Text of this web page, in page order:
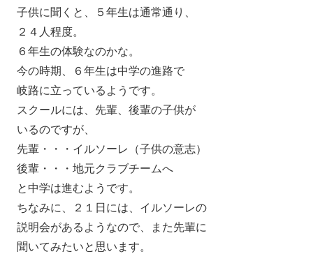
子供に聞くと、５年生は通常通り、
２４人程度。
６年生の体験なのかな。
今の時期、６年生は中学の進路で
岐路に立っているようです。
スクールには、先輩、後輩の子供が
いるのですが、
先輩・・・イルソーレ（子供の意志）
後輩・・・地元クラブチームへ
と中学は進むようです。
ちなみに、２１日には、イルソーレの
説明会があるようなので、また先輩に
聞いてみたいと思います。